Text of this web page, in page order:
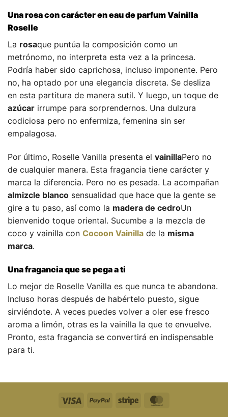
Una rosa con carácter en eau de parfumVainilla
Roselle
La rosaque puntúa la composición como un
metrónomo, no interpreta esta vez a la princesa.
Podría haber sido caprichosa, incluso imponente. Pero
no, ha optado por una elegancia discreta. Se desliza
en esta partitura de manera sutil. Y luego, un toque de
azúcar irrumpe para sorprendernos. Una dulzura
codiciosa pero no enfermiza, femenina sin ser
empalagosa.
Por último, Roselle Vanilla presenta el vainillaPero no
de cualquier manera. Esta fragancia tiene carácter y
marca la diferencia. Pero no es pesada. La acompañan
almizcle blanco sensualidad que hace que la gente se
gire a tu paso, así como la madera de cedroUn
bienvenido toque oriental. Sucumbe a la mezcla de
coco y vainilla con Cocoon Vainilla de la misma
marca.
Una fragancia que se pega a ti
Lo mejor de Roselle Vanilla es que nunca te abandona.
Incluso horas después de habértelo puesto, sigue
sirviéndote. A veces puedes volver a oler ese fresco
aroma a limón, otras es la vainilla la que te envuelve.
Pronto, esta fragancia se convertirá en indispensable
para ti.
Visa PayPal Raya